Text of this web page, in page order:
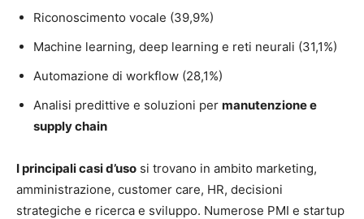
Riconoscimento vocale (39,9%)
Machine learning, deep learning e reti neurali (31,1%)
Automazione di workflow (28,1%)
Analisi predittive e soluzioni per manutenzione e
supply chain
I principali casi d’uso si trovano in ambito marketing,
amministrazione, customer care, HR, decisioni
strategiche e ricerca e sviluppo. Numerose PMI e startup